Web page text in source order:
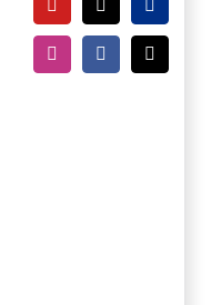
YouTubeTiktokPayPal
InstagramFacebook
E-
Mail